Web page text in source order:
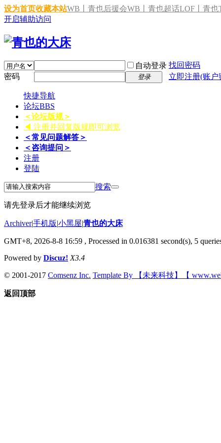
设为首页收藏本站WB丨青也后援会WB丨青也超话LOF丨青也
开启辅助访问
自动登录 找回密码
密码
登录 立即注册(账
快捷导航
论坛BBS
＜论坛版规＞
◀ 注册并回复版规即可浏览
＜常见问题解答＞
＜咨询提问＞
注册
登陆
搜索
请先登录后才能继续浏览
Archiver|手机版|小黑屋|青也的大床
GMT+8, 2026-8-8 16:59 , Processed in 0.016381 second(s), 5
Powered by Discuz! X3.4
© 2001-2017 Comsenz Inc. Template By 【未来科技】【
返回顶部